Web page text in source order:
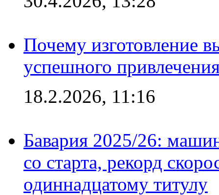
Почему изготовление
успешного
18.2.2026, 11:16
Бавария 2025/26:
со старта, рекорд
одиннадцатому титулу